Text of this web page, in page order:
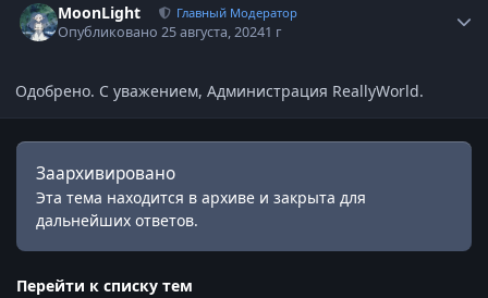
MoonLight Главный Модератор
Опубликовано25 августа, 20241 г
Одобрено. С уважением, Администрация ReallyWorld.
Заархивировано
Эта тема находится в архиве и закрыта для
дальнейших ответов.
Перейти к списку тем